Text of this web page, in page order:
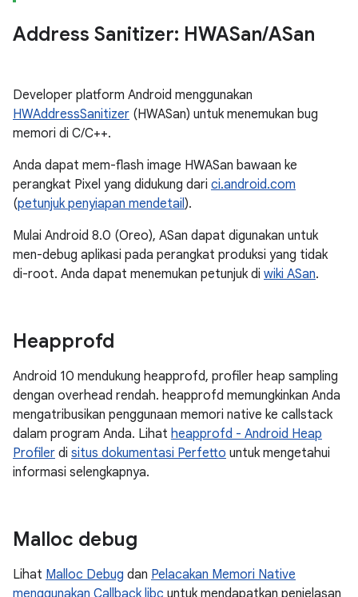
Address Sanitizer: HWASan/ASan
Developer platform Android menggunakan
HWAddressSanitizer (HWASan) untuk menemukan bug
memori di C/C++.
Anda dapat mem-flash image HWASan bawaan ke
perangkat Pixel yang didukung dari ci.android.com
(petunjuk penyiapan mendetail).
Mulai Android 8.0 (Oreo), ASan dapat digunakan untuk
men-debug aplikasi pada perangkat produksi yang tidak
di-root. Anda dapat menemukan petunjuk di wiki ASan.
Heapprofd
Android 10 mendukung heapprofd, profiler heap sampling
dengan overhead rendah. heapprofd memungkinkan Anda
mengatribusikan penggunaan memori native ke callstack
dalam program Anda. Lihat heapprofd - Android Heap
Profiler di situs dokumentasi Perfetto untuk mengetahui
informasi selengkapnya.
Malloc debug
Lihat Malloc Debug dan Pelacakan Memori Native
menggunakan Callback libc untuk mendapatkan penjelasan